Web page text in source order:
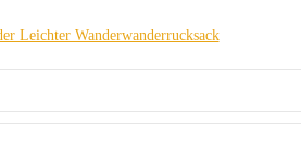
Leichter Wanderwanderrucksack